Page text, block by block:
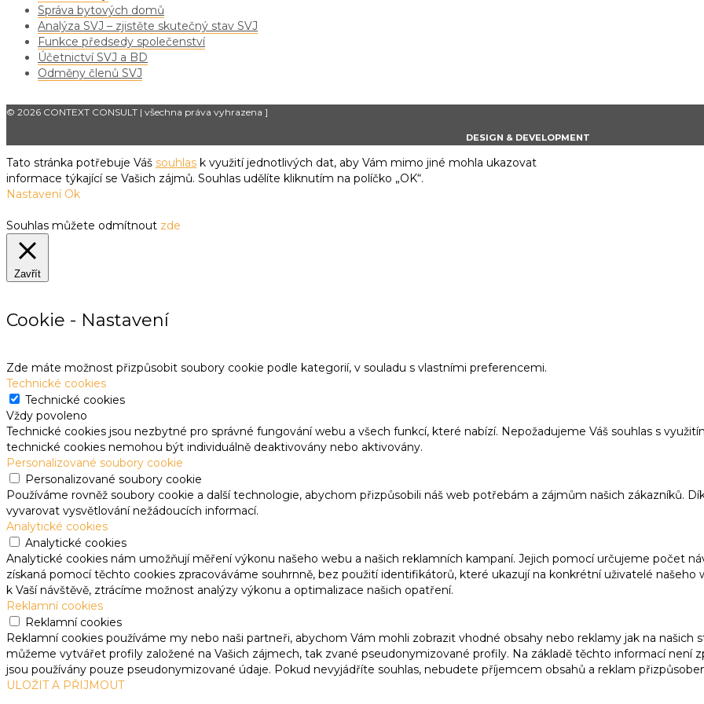
Správa bytových domů
Analýza SVJ – zjistěte skutečný stav SVJ
Funkce předsedy společenství
Účetnictví SVJ a BD
Odměny členů SVJ
© 2026 CONTEXT CONSULT | všechna práva vyhrazena ]
DESIGN & DEVELOPMENT
Tato stránka potřebuje Váš souhlas k využití jednotlivých dat, aby Vám mimo jiné mohla ukazovat
informace týkající se Vašich zájmů. Souhlas udělíte kliknutím na políčko „OK“.
Nastavení Ok
Souhlas můžete odmítnout zde
Zavřít
Cookie - Nastavení
Zde máte možnost přizpůsobit soubory cookie podle kategorií, v souladu s vlastními preferencemi.
Technické cookies
Technické cookies
Vždy povoleno
Technické cookies jsou nezbytné pro správné fungování webu a všech funkcí, které nabízí. Nepožadujeme Váš souhlas s
technické cookies nemohou být individuálně deaktivovány nebo aktivovány.
Personalizované soubory cookie
Personalizované soubory cookie
Používáme rovněž soubory cookie a další technologie, abychom přizpůsobili náš web potřebám a zájmům našich zákazníků.
vyvarovat vysvětlování nežádoucích informací.
Analytické cookies
Analytické cookies
Analytické cookies nám umožňují měření výkonu našeho webu a našich reklamních kampaní. Jejich pomocí určujeme počet
získaná pomocí těchto cookies zpracováváme souhrnně, bez použití identifikátorů, které ukazují na konkrétní uživatelé
k Vaší návštěvě, ztrácíme možnost analýzy výkonu a optimalizace našich opatření.
Reklamní cookies
Reklamní cookies
Reklamní cookies používáme my nebo naši partneři, abychom Vám mohli zobrazit vhodné obsahy nebo reklamy jak na
můžeme vytvářet profily založené na Vašich zájmech, tak zvané pseudonymizované profily. Na základě těchto informací není
jsou používány pouze pseudonymizované údaje. Pokud nevyjádříte souhlas, nebudete příjemcem obsahů a reklam
ULOŽIT A PŘIJMOUT